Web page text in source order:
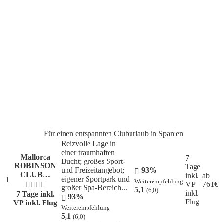
Für einen entspannten Cluburlaub in Spanien
1
Mallorca
ROBINSON
CLUB…
7 Tage inkl.
VPinkl. Flug
Reizvolle Lage in
einer traumhaften
Bucht; großes Sport-
und Freizeitangebot;
eigener Sportpark und
großer Spa-Bereich...
93%
Weiterempfehlung
5,1 (6,0)
93%
Weiterempfehlung
5,1 (6,0)
7
Tage
inkl.
VP
inkl.
Flug
ab
761€